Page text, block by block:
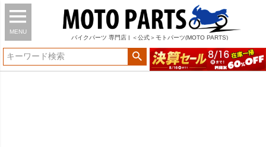
MENU
バイク パーツ 専門店 | ＜公式＞モトパーツ(MOTO PARTS)